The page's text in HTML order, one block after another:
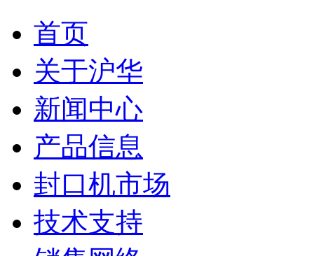
首页
关于沪华
新闻中心
产品信息
封口机市场
技术支持